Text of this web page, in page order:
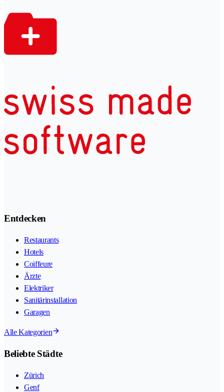
Entdecken
Restaurants
Hotels
Coiffeure
Ärzte
Elektriker
Sanitärinstallation
Garagen
Alle Kategorien
Beliebte Städte
Zürich
Genf